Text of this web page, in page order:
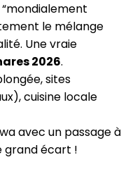
le mélange
Une vraie
2026.
sites
cuisine locale
avec un passage à
grand écart !